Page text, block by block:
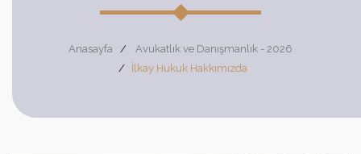
Anasayfa
Avukatlık ve Danışmanlık - 2026
İlkay Hukuk Hakkımızda